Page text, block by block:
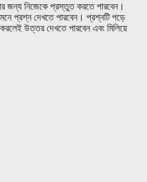
জন্য নিজেকে প্রস্তুত করতে পারবেন।
প্রশ্ন দেখতে পারবেন। প্রশ্নটি পড়ে
উত্তর দেখতে পারবেন এবং মিলিয়ে